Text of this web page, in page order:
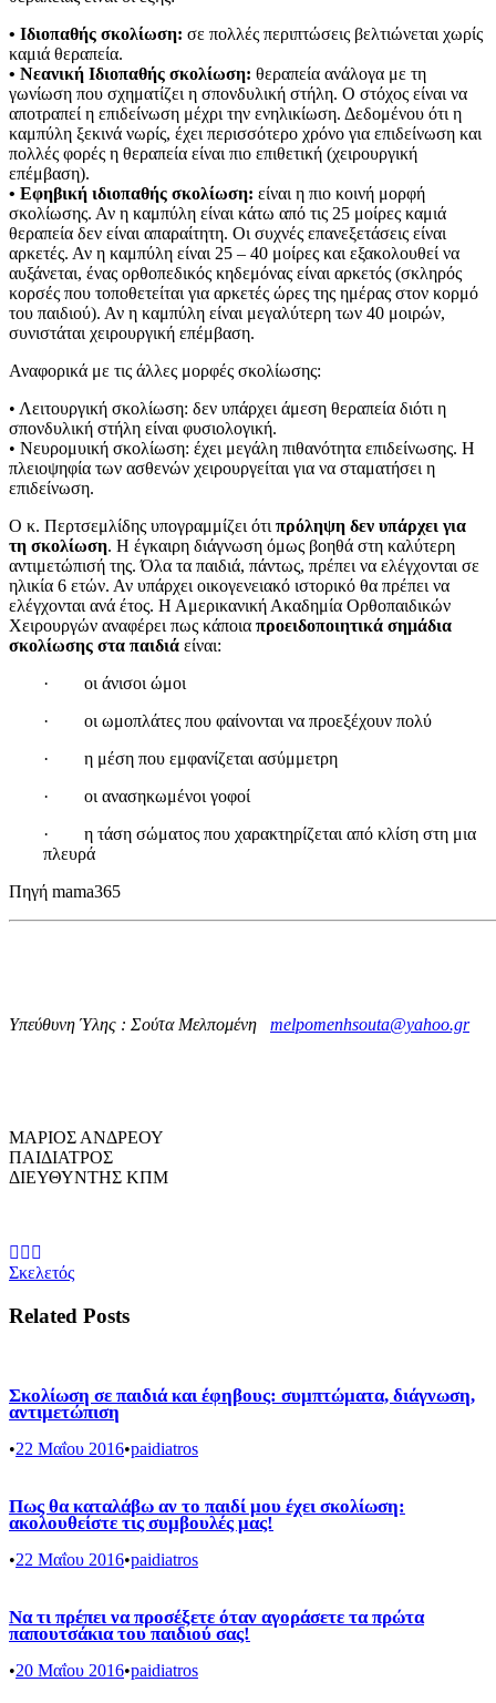
• Ιδιοπαθής σκολίωση: σε πολλές περιπτώσεις βελτιώνεται χωρίς
καμιά θεραπεία.
• Νεανική Ιδιοπαθής σκολίωση: θεραπεία ανάλογα με τη
γωνίωση που σχηματίζει η σπονδυλική στήλη. Ο στόχος είναι να
αποτραπεί η επιδείνωση μέχρι την ενηλικίωση. Δεδομένου ότι η
καμπύλη ξεκινά νωρίς, έχει περισσότερο χρόνο για επιδείνωση και
πολλές φορές η θεραπεία είναι πιο επιθετική (χειρουργική
επέμβαση).
• Εφηβική ιδιοπαθής σκολίωση: είναι η πιο κοινή μορφή
σκολίωσης. Αν η καμπύλη είναι κάτω από τις 25 μοίρες καμιά
θεραπεία δεν είναι απαραίτητη. Οι συχνές επανεξετάσεις είναι
αρκετές. Αν η καμπύλη είναι 25 – 40 μοίρες και εξακολουθεί να
αυξάνεται, ένας ορθοπεδικός κηδεμόνας είναι αρκετός (σκληρός
κορσές που τοποθετείται για αρκετές ώρες της ημέρας στον κορμό
του παιδιού). Αν η καμπύλη είναι μεγαλύτερη των 40 μοιρών,
συνιστάται χειρουργική επέμβαση.
Αναφορικά με τις άλλες μορφές σκολίωσης:
• Λειτουργική σκολίωση: δεν υπάρχει άμεση θεραπεία διότι η
σπονδυλική στήλη είναι φυσιολογική.
• Νευρομυική σκολίωση: έχει μεγάλη πιθανότητα επιδείνωσης. Η
πλειοψηφία των ασθενών χειρουργείται για να σταματήσει η
επιδείνωση.
Ο κ. Περτσεμλίδης υπογραμμίζει ότι πρόληψη δεν υπάρχει για
τη σκολίωση. Η έγκαιρη διάγνωση όμως βοηθά στη καλύτερη
αντιμετώπισή της. Όλα τα παιδιά, πάντως, πρέπει να ελέγχονται σε
ηλικία 6 ετών. Αν υπάρχει οικογενειακό ιστορικό θα πρέπει να
ελέγχονται ανά έτος. H Aμερικανική Ακαδημία Ορθοπαιδικών
Χειρουργών αναφέρει πως κάποια προειδοποιητικά σημάδια
σκολίωσης στα παιδιά είναι:
· οι άνισοι ώμοι
· οι ωμοπλάτες που φαίνονται να προεξέχουν πολύ
· η μέση που εμφανίζεται ασύμμετρη
· οι ανασηκωμένοι γοφοί
· η τάση σώματος που χαρακτηρίζεται από κλίση στη μια
πλευρά
Πηγή mama365
Υπεύθυνη Ύλης : Σούτα Μελπομένη melpomenhsouta@yahoo.gr
ΜΑΡΙΟΣ ΑΝΔΡΕΟΥ
ΠΑΙΔΙΑΤΡΟΣ
ΔΙΕΥΘΥΝΤΗΣ ΚΠΜ
Σκελετός
Related Posts
Σκολίωση σε παιδιά και έφηβους: συμπτώματα, διάγνωση,
αντιμετώπιση
•22 Μαΐου 2016•paidiatros
Πως θα καταλάβω αν το παιδί μου έχει σκολίωση:
ακολουθείστε τις συμβουλές μας!
•22 Μαΐου 2016•paidiatros
Να τι πρέπει να προσέξετε όταν αγοράσετε τα πρώτα
παπουτσάκια του παιδιού σας!
•20 Μαΐου 2016•paidiatros